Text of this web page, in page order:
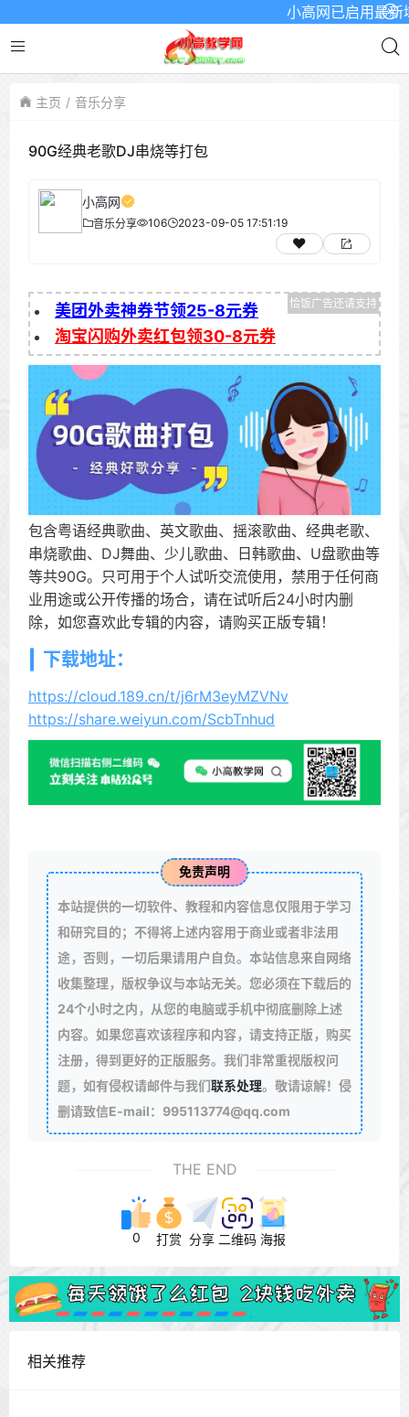
小高网已启用最新
主页 音乐分享
90G经典老歌DJ串烧等打包
小高网
音乐分享 106 2023-09-05 17:51:19
美团外卖神券节领25-8元券
淘宝闪购外卖红包领30-8元券
包含粤语经典歌曲、英文歌曲、摇滚歌曲、经典老歌、
串烧歌曲、DJ舞曲、少儿歌曲、日韩歌曲、U盘歌曲等
等共90G。只可用于个人试听交流使用，禁用于任何商
业用途或公开传播的场合，请在试听后24小时内删
除，如您喜欢此专辑的内容，请购买正版专辑！
下载地址：
https://cloud.189.cn/t/j6rM3eyMZVNv
https://share.weiyun.com/ScbTnhud
免责声明
本站提供的一切软件、教程和内容信息仅限用于学习
和研究目的；不得将上述内容用于商业或者非法用
途，否则，一切后果请用户自负。本站信息来自网络
收集整理，版权争议与本站无关。您必须在下载后的
24个小时之内，从您的电脑或手机中彻底删除上述
内容。如果您喜欢该程序和内容，请支持正版，购买
注册，得到更好的正版服务。我们非常重视版权问
题，如有侵权请邮件与我们联系处理。敬请谅解！侵
删请致信E-mail：995113774@qq.com
THE END
0 打赏 分享 二维码 海报
相关推荐